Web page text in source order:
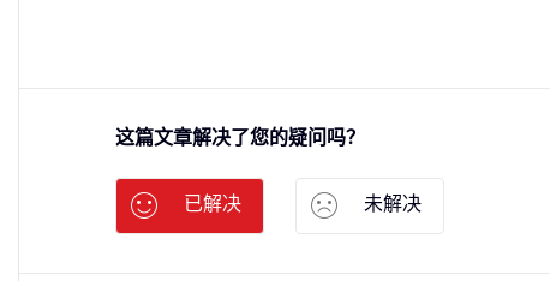
这篇文章解决了您的疑问吗？
已解决 未解决